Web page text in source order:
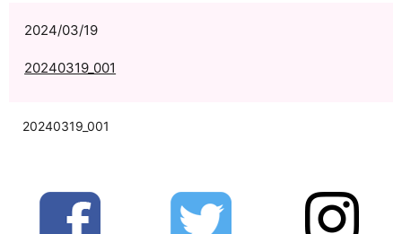
2024/03/19
20240319_001
20240319_001